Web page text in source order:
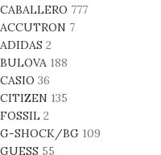
CABALLERO 777
ACCUTRON 7
ADIDAS 2
BULOVA 188
CASIO 36
CITIZEN 135
FOSSIL 2
G-SHOCK/BG 109
GUESS 55